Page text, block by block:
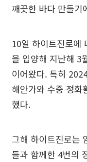
깨끗한 바다 만들기
10일 하이트진로에
을 입양해 지난해 3
이어왔다. 특히
해안가와 수중 정화
했다.
그해 하이트진로는
들과 함께한 4번의